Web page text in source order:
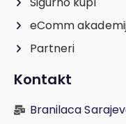
eComm
Partneri
Kontakt
Branilaca